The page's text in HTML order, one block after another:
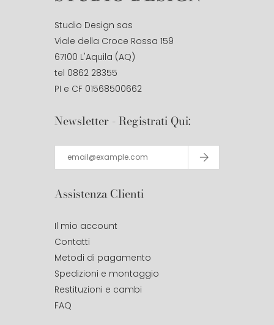
Studio Design sas
Viale della Croce Rossa 159
67100 L'Aquila (AQ)
tel 0862 28355
PI e CF 01568500662
Newsletter - Registrati Qui:
Assistenza Clienti
Il mio account
Contatti
Metodi di pagamento
Spedizioni e montaggio
Restituzioni e cambi
FAQ